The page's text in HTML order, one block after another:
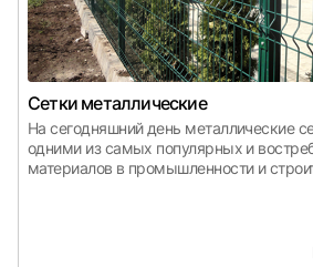
Сетки металлические
На сегодняшний день металлические
одними из самых популярных и
материалов в промышленности и